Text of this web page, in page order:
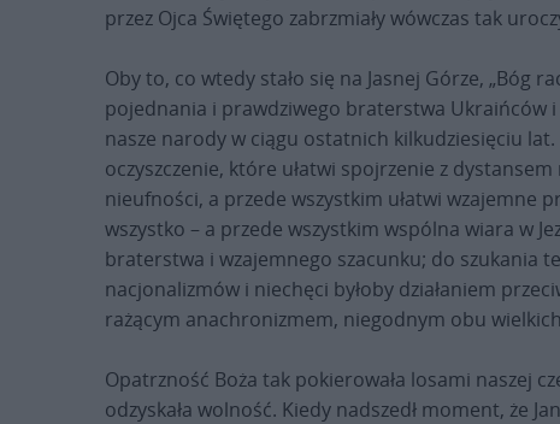
przez Ojca Świętego zabrzmiały wówczas tak
Oby to, co wtedy stało się na Jasnej Górze, „Bóg
pojednania i prawdziwego braterstwa Ukraińców i
nasze narody w ciągu ostatnich kilkudziesięciu
oczyszczenie, które ułatwi spojrzenie z
nieufności, a przede wszystkim ułatwi wzajemne
wszystko – a przede wszystkim wspólna wiara w
braterstwa i wzajemnego szacunku; do szukania
nacjonalizmów i niechęci byłoby działaniem
rażącym anachronizmem, niegodnym obu
Opatrzność Boża tak pokierowała losami naszej
odzyskała wolność. Kiedy nadszedł moment, że